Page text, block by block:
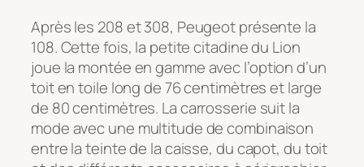
Après les 208 et 308, Peugeot présente la
108. Cette fois, la petite citadine du Lion
joue la montée en gamme avec l’option d’un
toit en toile long de 76 centimètres et large
de 80 centimètres. La carrosserie suit la
mode avec une multitude de combinaison
entre la teinte de la caisse, du capot, du toit